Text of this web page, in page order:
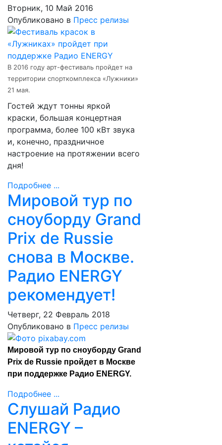
Вторник, 10 Май 2016
Опубликовано в Пресс релизы
В 2016 году арт-фестиваль пройдет на
территории спорткомплекса «Лужники»
21 мая.
Гостей ждут тонны яркой
краски, большая концертная
программа, более 100 кВт звука
и, конечно, праздничное
настроение на протяжении всего
дня!
Подробнее ...
Мировой тур по
сноуборду Grand
Prix de Russie
снова в Москве.
Радио ENERGY
рекомендует!
Четверг, 22 Февраль 2018
Опубликовано в Пресс релизы
Мировой тур по сноуборду Grand
Prix de Russie пройдет в Москве
при поддержке Радио ENERGY.
Подробнее ...
Слушай Радио
ENERGY –